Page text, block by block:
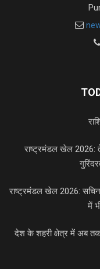
राष्ट्रमंडल खेल 2026:
राष्ट्रमंडल खेल 2026: सचिन
में
देश के शहरी क्षेत्र में अब